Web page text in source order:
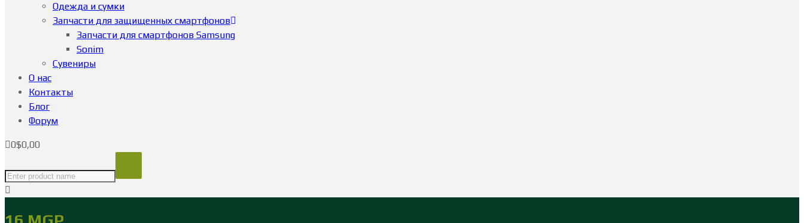
Одежда и сумки
Запчасти для защищенных смартфонов
Запчасти для смартфонов Samsung
Sonim
Сувениры
О нас
Контакты
Блог
Форум
0$0,00